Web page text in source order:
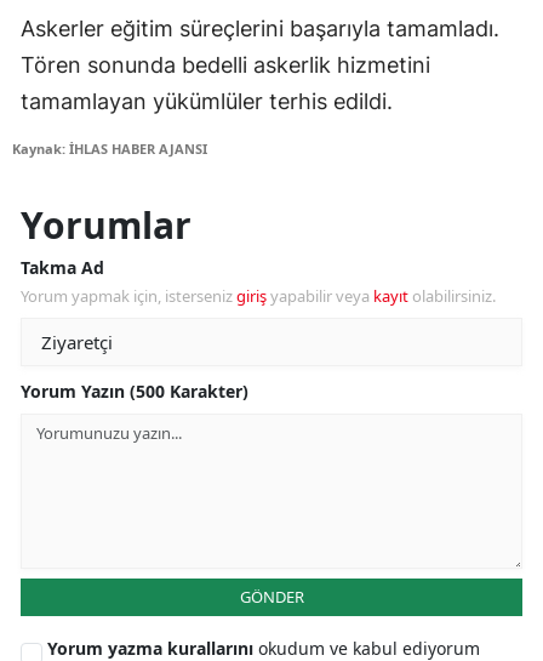
Askerler eğitim süreçlerini başarıyla tamamladı.
Tören sonunda bedelli askerlik hizmetini
tamamlayan yükümlüler terhis edildi.
Kaynak: İHLAS HABER AJANSI
Yorumlar
Takma Ad
Yorum yapmak için, istersenizgirişyapabilir veya kayıt olabilirsiniz.
Yorum Yazın (500 Karakter)
GÖNDER
Yorum yazma kurallarını okudum ve kabul ediyorum